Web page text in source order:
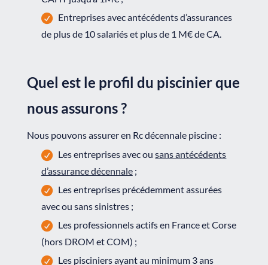
Entreprises avec antécédents d’assurances
de plus de 10 salariés et plus de 1 M€ de CA.
Quel est le profil du piscinier que
nous assurons ?
Nous pouvons assurer en Rc décennale piscine :
Les entreprises avec ousans antécédents
d’assurance décennale;
Les entreprises précédemment assurées
avec ou sans sinistres ;
Les professionnels actifs en France et Corse
(hors DROM et COM) ;
Les pisciniers ayant au minimum 3 ans